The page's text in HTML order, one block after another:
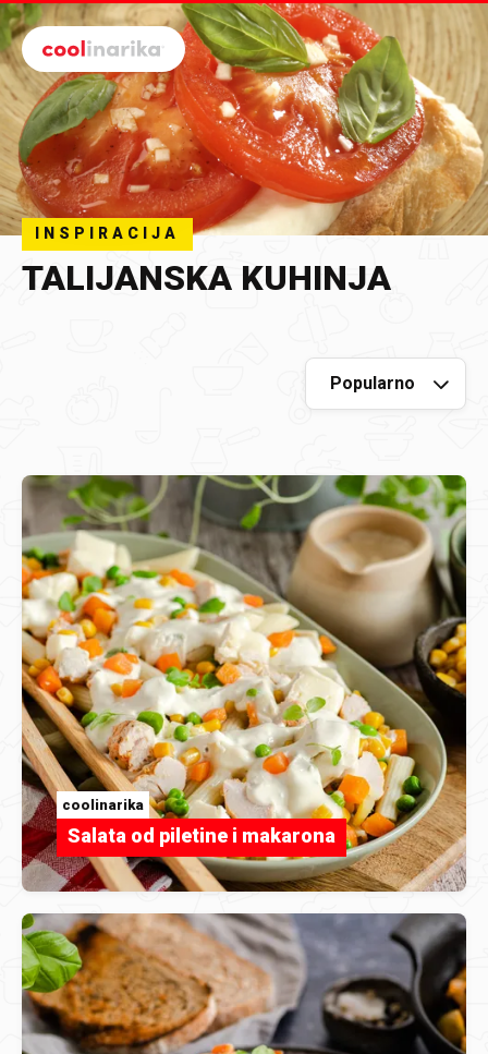
Preskoči na glavni sadržaj
INSPIRACIJA
TALIJANSKA KUHINJA
coolinarika
Salata od piletine i makarona